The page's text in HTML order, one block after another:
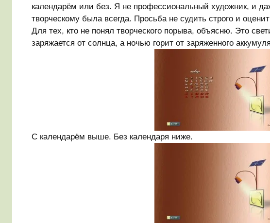
календарём или без. Я не профессиональный художник, и
творческому была всегда. Просьба не судить строго и
Для тех, кто не понял творческого порыва, объясню. Это
заряжается от солнца, а ночью горит от заряженного
С календарём выше. Без календаря ниже.